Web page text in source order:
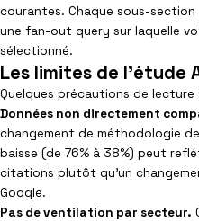
courantes. Chaque sous-
une fan-out query sur laquelle
sélectionné.
Les limites de l'étude
Quelques précautions de lecture
Données non directement
changement de méthodologie
baisse (de 76% à 38%) peut
citations plutôt qu’un
Google.
Pas de ventilation par secteur.